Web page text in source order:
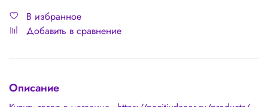
В избранное
Добавить в сравнение
Описание